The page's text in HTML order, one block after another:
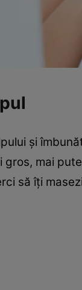
și
mai
să îți